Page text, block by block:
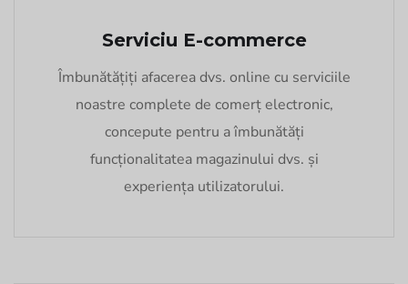
Serviciu E-commerce
Îmbunătățiți afacerea dvs. online cu serviciile
noastre complete de comerț electronic,
concepute pentru a îmbunătăți
funcționalitatea magazinului dvs. și
experiența utilizatorului.